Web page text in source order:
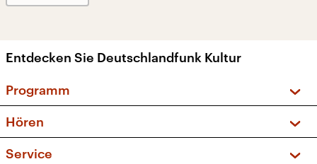
Entdecken Sie Deutschlandfunk Kultur
Programm
Sendungen und Podcasts
Musikliste
Hören
Service